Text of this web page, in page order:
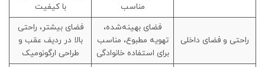
مناسب
با کیفیت
راحتی و فضای داخلی
فضای بهینه‌شده،
تهویه مطبوع، مناسب
برای استفاده خانوادگی
فضای بیشتر، راحتی
بالا در ردیف عقب و
طراحی ارگونومیک